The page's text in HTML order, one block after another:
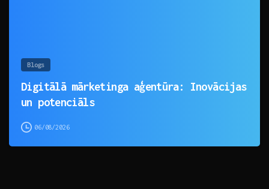
Blogs
Digitālā mārketinga aģentūra: Inovācijas
un potenciāls
06/08/2026